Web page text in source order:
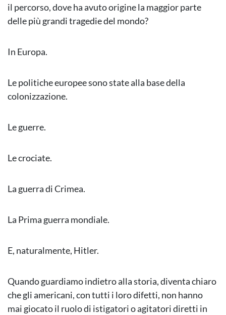
il percorso, dove ha avuto origine la maggior parte
delle più grandi tragedie del mondo?
In Europa.
Le politiche europee sono state alla base della
colonizzazione.
Le guerre.
Le crociate.
La guerra di Crimea.
La Prima guerra mondiale.
E, naturalmente, Hitler.
Quando guardiamo indietro alla storia, diventa chiaro
che gli americani, con tutti i loro difetti, non hanno
mai giocato il ruolo di istigatori o agitatori diretti in